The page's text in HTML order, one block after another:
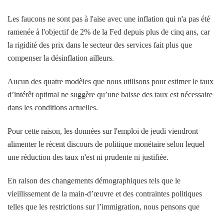
Les faucons ne sont pas à l'aise avec une inflation qui n'a pas été
ramenée à l'objectif de 2% de la Fed depuis plus de cinq ans, car
la rigidité des prix dans le secteur des services fait plus que
compenser la désinflation ailleurs.
Aucun des quatre modèles que nous utilisons pour estimer le taux
d’intérêt optimal ne suggère qu’une baisse des taux est nécessaire
dans les conditions actuelles.
Pour cette raison, les données sur l'emploi de jeudi viendront
alimenter le récent discours de politique monétaire selon lequel
une réduction des taux n'est ni prudente ni justifiée.
En raison des changements démographiques tels que le
vieillissement de la main-d’œuvre et des contraintes politiques
telles que les restrictions sur l’immigration, nous pensons que